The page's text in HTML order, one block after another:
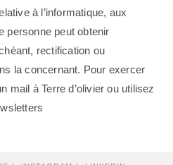
à l’informatique, aux
personne peut obtenir
rectification ou
la concernant. Pour exercer
mail à Terre d’olivier ou utilisez